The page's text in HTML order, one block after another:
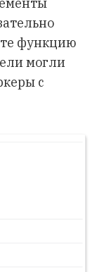
функцию
могли
с